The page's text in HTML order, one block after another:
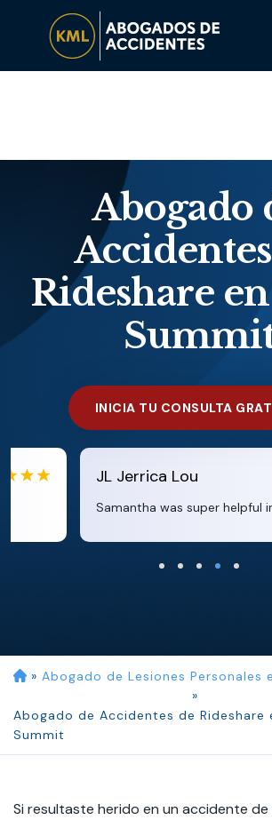
OBTÉN UNA REVISIÓN
Abogado
Rideshare en
INICIA TU CONSULTA
JL Jerrica Lou
Samantha was super helpful in ...
» Abogado de Lesiones Personales
»
Abogado de Accidentes de Rideshare
Summit
Si resultaste herido en un accidente